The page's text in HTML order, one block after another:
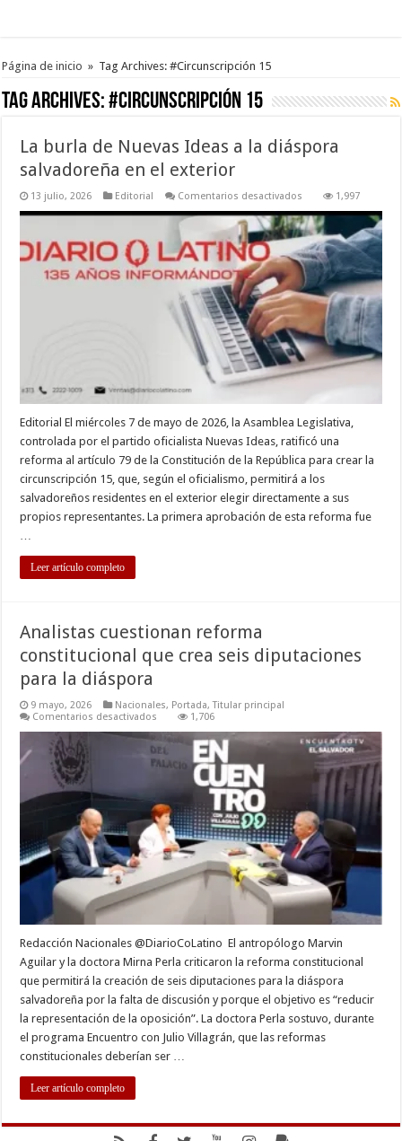
Página de inicio » Tag Archives: #Circunscripción 15
Tag Archives:#Circunscripción 15
La burla de Nuevas Ideas a la diáspora
salvadoreña en el exterior
13 julio, 2026 Editorial Comentarios desactivados
burla
de
Nuevas
Ideas
a
la
diáspora
salvadoreña
exterior
1,997
Editorial El miércoles 7 de mayo de 2026, la Asamblea Legislativa,
controlada por el partido oficialista Nuevas Ideas, ratificó una
reforma al artículo 79 de la Constitución de la República para crear la
circunscripción 15, que, según el oficialismo, permitirá a los
salvadoreños residentes en el exterior elegir directamente a sus
propios representantes. La primera aprobación de esta reforma fue
…
Leer artículo completo
Analistas cuestionan reforma
constitucional que crea seis diputaciones
para la diáspora
9 mayo, 2026 Nacionales, Portada,Titular principal
Comentarios desactivados
cuestionan
constitucional
diputaciones
para
la
diáspora
1,706
Redacción Nacionales @DiarioCoLatino El antropólogo Marvin
Aguilar y la doctora Mirna Perla criticaron la reforma constitucional
que permitirá la creación de seis diputaciones para la diáspora
salvadoreña por la falta de discusión y porque el objetivo es “reducir
la representación de la oposición”. La doctora Perla sostuvo, durante
el programa Encuentro con Julio Villagrán, que las reformas
constitucionales deberían ser …
Leer artículo completo